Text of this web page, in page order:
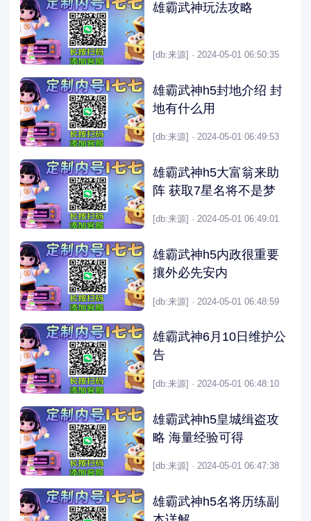
雄霸武神玩法攻略
[db:来源] · 2024-05-01 06:50:35
雄霸武神h5封地介绍 封
地有什么用
[db:来源] · 2024-05-01 06:49:53
雄霸武神h5大富翁来助
阵 获取7星名将不是梦
[db:来源] · 2024-05-01 06:49:01
雄霸武神h5内政很重要
攘外必先安内
[db:来源] · 2024-05-01 06:48:59
雄霸武神6月10日维护公
告
[db:来源] · 2024-05-01 06:48:10
雄霸武神h5皇城缉盗攻
略 海量经验可得
[db:来源] · 2024-05-01 06:47:38
雄霸武神h5名将历练副